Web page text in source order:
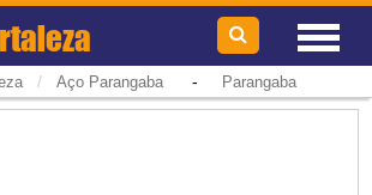
/ Aço Parangaba- Parangaba